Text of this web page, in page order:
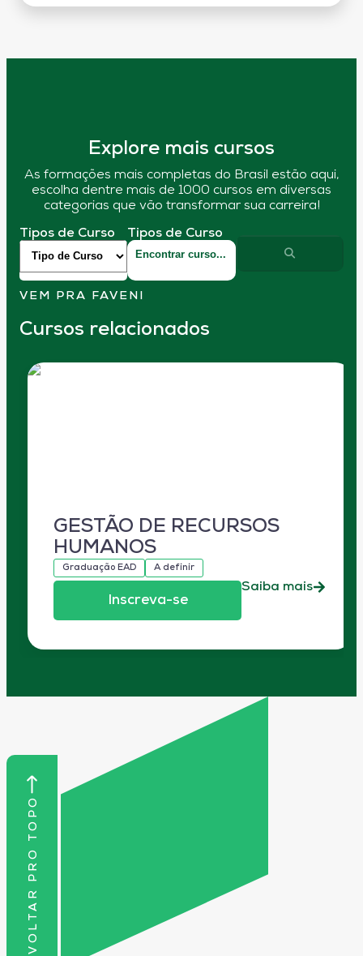
Explore mais cursos
As formações mais completas do Brasil estão aqui,
escolha dentre mais de 1000 cursos em diversas
categorias que vão transformar sua carreira!
Tipos de Curso Tipos de Curso
VEM PRA FAVENI
Cursos relacionados
GESTÃO DE RECURSOS
HUMANOS
Graduação EAD A definir
Inscreva-se
Saiba mais
VOLTAR PRO TOPO